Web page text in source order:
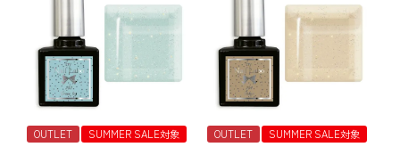
OUTLET SUMMER SALE対象 OUTLET SUMMER SALE対象